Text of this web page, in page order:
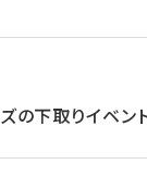
ズの下取りイベン